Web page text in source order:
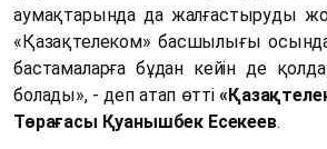
аумақтарында да жалғастыруды
«Қазақтелеком» басшылығы
бастамаларға бұдан кейін де
болады», - деп атап өтті
Төрағасы Қуанышбек Есекеев.